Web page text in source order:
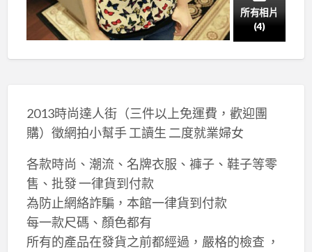
所有相片
(4)
2013時尚達人街（三件以上免運費，歡迎團
購）徵網拍小幫手 工讀生 二度就業婦女
各款時尚、潮流、名牌衣服、褲子、鞋子等零
售、批發 一律貨到付款
為防止網絡詐騙，本館一律貨到付款
每一款尺碼、顏色都有
所有的產品在發貨之前都經過，嚴格的檢查 ，